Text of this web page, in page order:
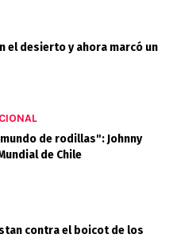
el desierto y ahora marcó un
de rodillas": Johnny
de Chile
contra el boicot de los